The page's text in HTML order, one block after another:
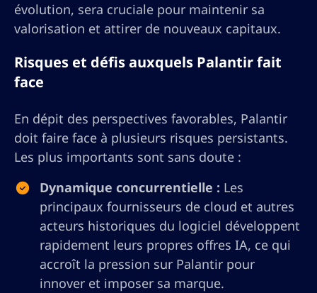
évolution, sera cruciale pour maintenir sa
valorisation et attirer de nouveaux capitaux.
Risques et défis auxquels Palantir fait
face
En dépit des perspectives favorables, Palantir
doit faire face à plusieurs risques persistants.
Les plus importants sont sans doute :
Dynamique concurrentielle : Les
principaux fournisseurs de cloud et autres
acteurs historiques du logiciel développent
rapidement leurs propres offres IA, ce qui
accroît la pression sur Palantir pour
innover et imposer sa marque.